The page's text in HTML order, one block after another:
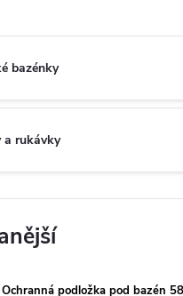
bazénky
a rukávky
podložka pod bazén